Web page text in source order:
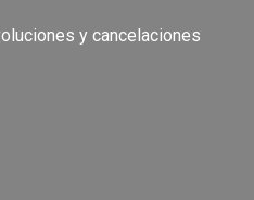
y cancelaciones